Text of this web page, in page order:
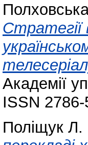
Стратегії
Академії
ISSN
Поліщук Л.